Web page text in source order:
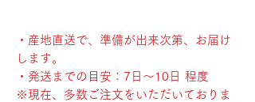
・産地直送で、準備が出来次第、お届け
します。
・発送までの目安：7日〜10日 程度
※現在、多数ご注文をいただいておりま